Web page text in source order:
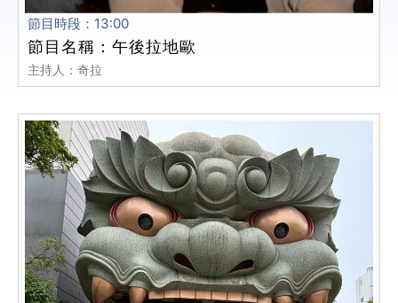
節目時段：13:00
節目名稱：午後拉地歐
主持人：奇拉